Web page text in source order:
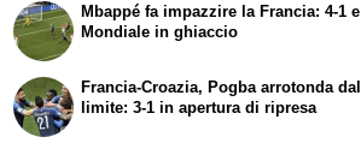
Mbappé fa impazzire la Francia: 4-1 e
Mondiale in ghiaccio
Francia-Croazia, Pogba arrotonda dal
limite: 3-1 in apertura di ripresa